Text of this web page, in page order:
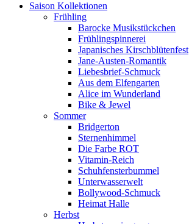
Saison Kollektionen
Frühling
Barocke Musikstückchen
Frühlingspinnerei
Japanisches Kirschblütenfest
Jane-Austen-Romantik
Liebesbrief-Schmuck
Aus dem Elfengarten
Alice im Wunderland
Bike & Jewel
Sommer
Bridgerton
Sternenhimmel
Die Farbe ROT
Vitamin-Reich
Schuhfensterbummel
Unterwasserwelt
Bollywood-Schmuck
Heimat Halle
Herbst